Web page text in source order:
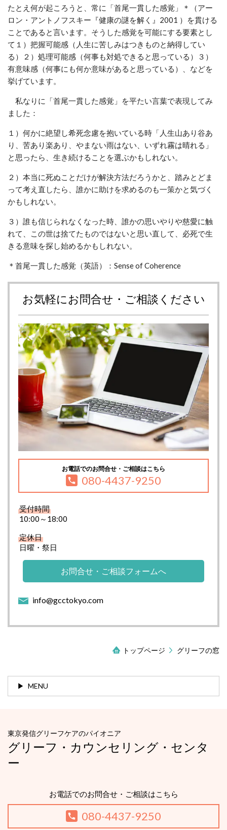
たとえ何が起ころうと、常に「首尾一貫した感覚」＊（アー
ロン・アントノフスキー『健康の謎を解く』2001 ）を貫ける
ことであると言います。そうした感覚を可能にする要素とし
て１）把握可能感（人生に苦しみはつきものと納得してい
る）２）処理可能感（何事も対処できると思っている）３）
有意味感（何事にも何か意味があると思っている）、などを
挙げています。
私なりに「首尾一貫した感覚」を平たい言葉で表現してみ
ました：
１）何かに絶望し希死念慮を抱いている時「人生山あり谷あ
り、苦あり楽あり、やまない雨はない、いずれ霧は晴れる」
と思ったら、生き続けることを選ぶかもしれない。
２）本当に死ぬことだけが解決方法だろうかと、踏みとどま
って考え直したら、誰かに助けを求めるのも一策かと気づく
かもしれない。
３）誰も信じられなくなった時、誰かの思いやりや慈愛に触
れて、この世は捨てたものではないと思い直して、必死で生
きる意味を探し始めるかもしれない。
＊首尾一貫した感覚（英語）：Sense of Coherence
お気軽にお問合せ・ご相談ください
お電話でのお問合せ・ご相談はこちら
080-4437-9250
受付時間
10:00～18:00
定休日
日曜・祭日
お問合せ・ご相談フォームへ
info@gcctokyo.com
トップページ グリーフの窓
MENU
東京発信グリーフケアのパイオニア
グリーフ・カウンセリング・センタ
ー
お電話でのお問合せ・ご相談はこちら
080-4437-9250